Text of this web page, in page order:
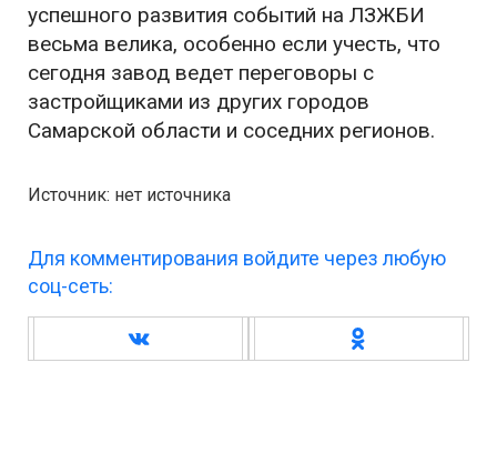
успешного развития событий на ЛЗЖБИ
весьма велика, особенно если учесть, что
сегодня завод ведет переговоры с
застройщиками из других городов
Самарской области и соседних регионов.
Источник: нет источника
Для комментирования войдите через любую
соц-сеть: